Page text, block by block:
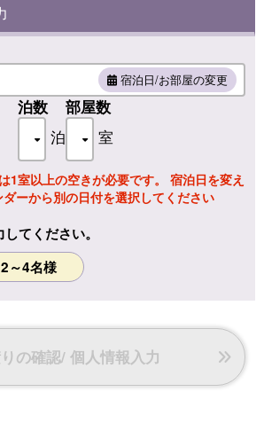
オル/フェイスタオル/浴衣/ハンドソープ/
シ/髭剃り/シャワーキャップ)
宿泊日/お部屋の変更
泊数
泊
部屋数
室
1室以上の空きが必要です。 宿泊日を変え
ーから別の日付を選択してください
てください。
～4名様
の確認/ 個人情報入力